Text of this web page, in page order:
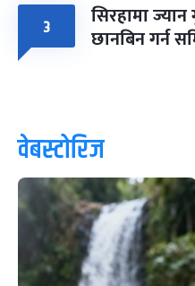
३ सिरहामा
छानबिन गर्न
वेबस्टोरिज